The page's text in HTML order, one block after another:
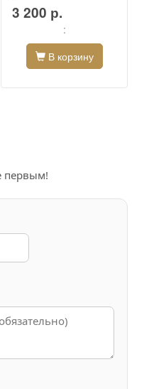
3 200 р.
:
В корзину
первым!